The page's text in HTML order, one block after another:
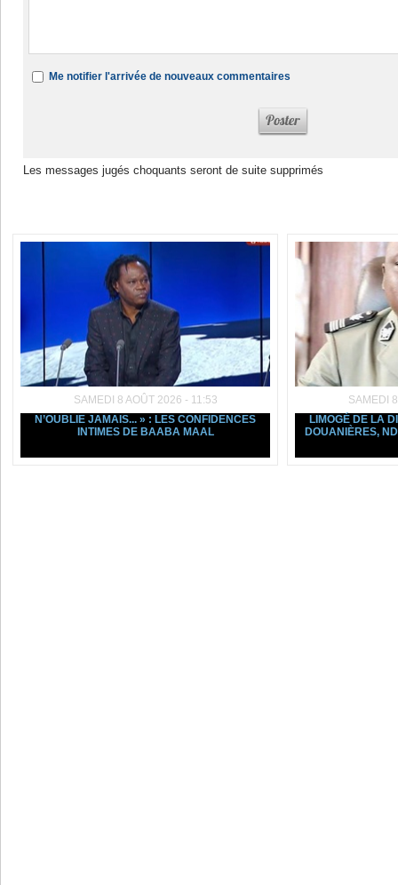
Me notifier l'arrivée de nouveaux commentaires
Les messages jugés choquants seront de suite supprimés
SAMEDI 8 AOÛT 2026 - 11:53
N’OUBLIE JAMAIS... » : LES CONFIDENCES
INTIMES DE BAABA MAAL
SAMEDI
LIMOGÉ DE LA
DOUANIÈRES,